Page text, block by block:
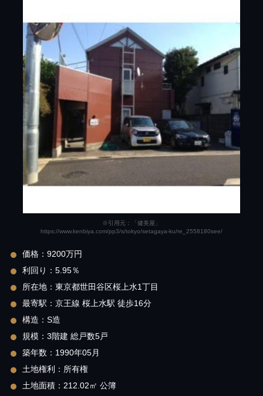
※引用元：「健美屋」
https://www.kenbiya.com/pp3/s/tokyo/setagaya-ku/re_2558180see/
価格：9200万円
利回り：5.95％
所在地：東京都世田谷区桜上水1丁目
最寄駅：京王線 桜上水駅 徒歩16分
構造：S造
規模：3階建 総戸数5戸
築年数：1990年05月
土地権利：所有権
土地面積：212.02㎡ 公簿